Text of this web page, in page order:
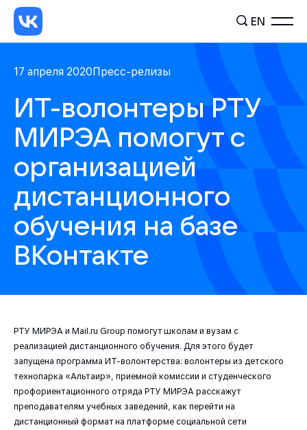
EN
17 апреля 2020 Пресс-релизы
ИТ-волонтеры РТУ
МИРЭА помогут с
организацией
дистанционного
обучения на базе
ВКонтакте
РТУ МИРЭА и Mail.ru Group помогут школам и вузам с
реализацией дистанционного обучения. Для этого будет
запущена программа ИТ-волонтерства: волонтеры из детского
технопарка «Альтаир», приемной комиссии и студенческого
профориентационного отряда РТУ МИРЭА расскажут
преподавателям учебных заведений, как перейти на
дистанционный формат на платформе социальной сети